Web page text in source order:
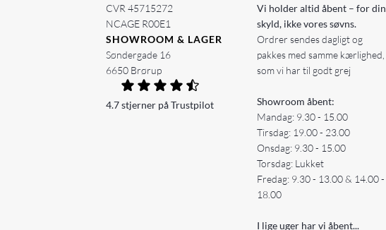
CVR 45715272
NCAGE R00E1
SHOWROOM & LAGER
Søndergade 16
6650 Brørup
4.7 stjerner på Trustpilot
Vi holder altid åbent – for din
skyld, ikke vores søvns.
Ordrer sendes dagligt og
pakkes med samme kærlighed,
som vi har til godt grej
Showroom åbent:
Mandag: 9.30 - 15.00
Tirsdag: 19.00 - 23.00
Onsdag: 9.30 - 15.00
Torsdag: Lukket
Fredag: 9.30 - 13.00 & 14.00 -
18.00
I lige uger har vi åbent...